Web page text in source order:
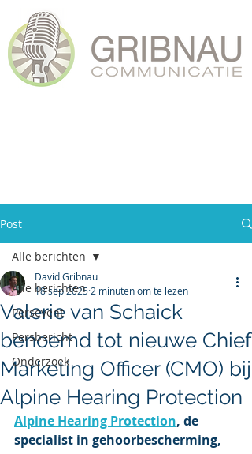
Post
Alle berichten
Persevent
Persbericht
Onderzoek
Alle berichten
Valerie van Schaick
benoemd tot nieuwe Chief
Marketing Officer (CMO) bij
Alpine Hearing Protection
David Gribnau
18 sep 2025 2 minuten om te lezen
Alpine Hearing Protection, de
specialist in gehoorbescherming,